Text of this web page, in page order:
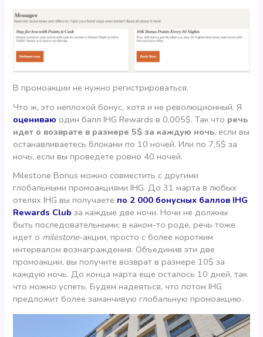
В промоакции не нужно регистрироваться.
Что ж, это неплохой бонус, хотя и не революционный. Я
оцениваю один балл IHG Rewards в 0,005$. Так что речь
идет о возврате в размере 5$ за каждую ночь, если вы
останавливаетесь блоками по 10 ночей. Или по 7,5$ за
ночь, если вы проведете ровно 40 ночей.
Milestone Bonus можно совместить с другими
глобальными промоакциями IHG. До 31 марта в любых
отелях IHG вы получаете по 2 000 бонусных баллов IHG
Rewards Club за каждые две ночи. Ночи не должны
быть последовательными; в каком-то роде, речь тоже
идет о milestone-акции, просто с более коротким
интервалом вознаграждения. Объединив эти две
промоакции, вы получите возврат в размере 10$ за
каждую ночь. До конца марта еще осталось 10 дней, так
что можно успеть. Будем надеяться, что потом IHG
предложит более заманчивую глобальную промоакцию.